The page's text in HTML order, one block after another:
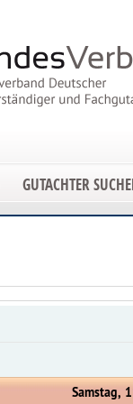
GUTACHTER
Samstag,